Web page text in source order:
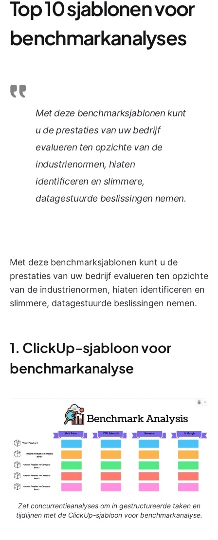
Top 10 sjablonen voor
benchmarkanalyses
Met deze benchmarksjablonen kunt
u de prestaties van uw bedrijf
evalueren ten opzichte van de
industrienormen, hiaten
identificeren en slimmere,
datagestuurde beslissingen nemen.
Met deze benchmarksjablonen kunt u de
prestaties van uw bedrijf evalueren ten opzichte
van de industrienormen, hiaten identificeren en
slimmere, datagestuurde beslissingen nemen.
1. ClickUp-sjabloon voor
benchmarkanalyse
Zet concurrentieanalyses om in gestructureerde taken en
tijdlijnen met de ClickUp-sjabloon voor benchmarkanalyse.